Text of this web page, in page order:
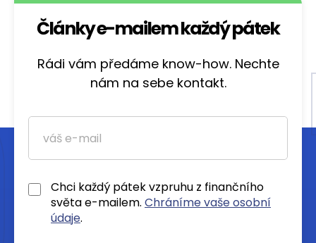
Články e-mailem každý pátek
Rádi vám předáme know-how. Nechte
nám na sebe kontakt.
Chci každý pátek vzpruhu z finančního
světa e-mailem. Chráníme vaše osobní
údaje.